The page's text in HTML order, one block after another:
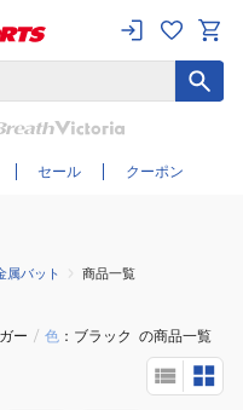
セール クーポン
む
属バット 商品一覧
ー / 色 ブラック の商品一覧